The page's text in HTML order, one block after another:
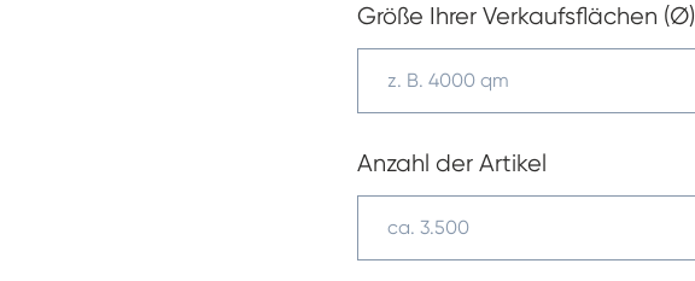
Größe Ihrer Verkaufsflächen (Ø)
Anzahl der Artikel